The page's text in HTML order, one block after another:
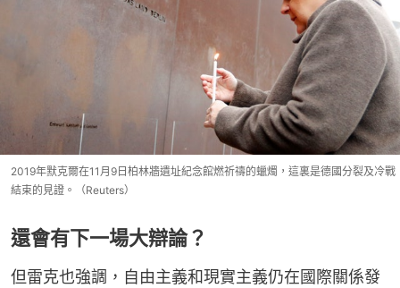
2019年默克爾在11月9日柏林牆遺址紀念館燃祈禱的蠟燭，這裏是德國分裂及冷戰
結束的見證。（Reuters）
還會有下一場大辯論？
但雷克也強調，自由主義和現實主義仍在國際關係發